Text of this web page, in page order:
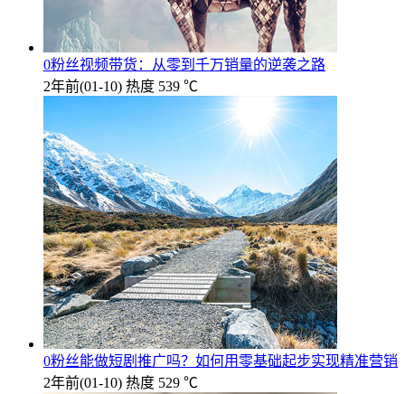
0粉丝视频带货：从零到千万销量的逆袭之路
2年前(01-10) 热度 539 ℃
0粉丝能做短剧推广吗？如何用零基础起步实现精准营销
2年前(01-10) 热度 529 ℃